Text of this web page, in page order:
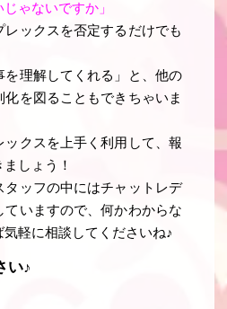
ゃないですか」
レックスを否定するだけでも
を理解してくれる」と、他の
を図ることもできちゃいま
ックスを上手く利用して、報
しょう！
タッフの中にはチャットレデ
ていますので、何かわからな
軽に相談してくださいね♪
い♪